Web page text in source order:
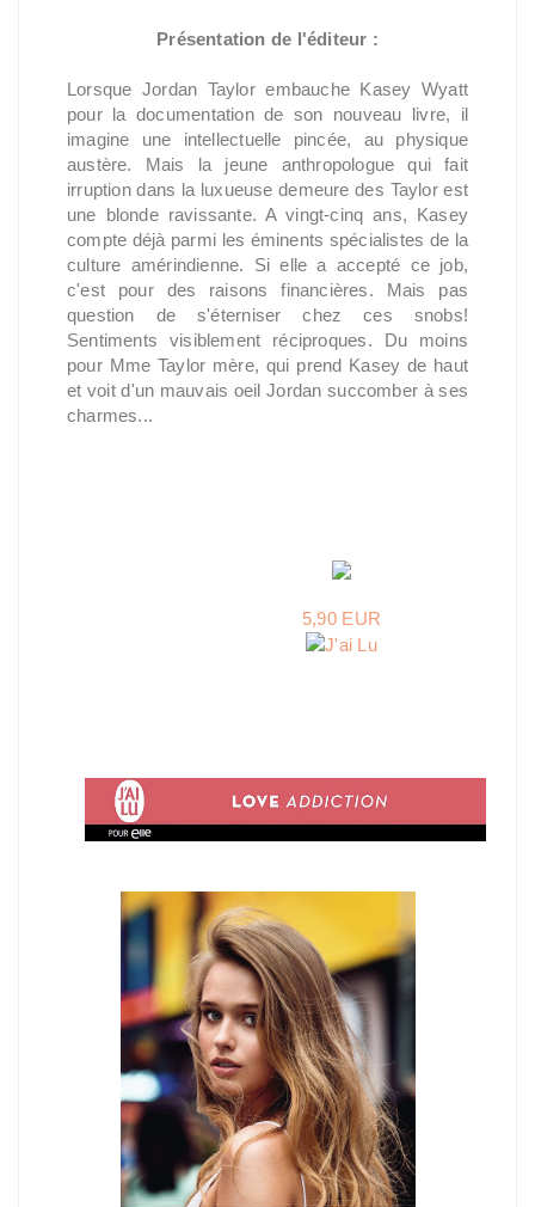
Présentation de l'éditeur :
Lorsque Jordan Taylor embauche Kasey Wyatt
pour la documentation de son nouveau livre, il
imagine une intellectuelle pincée, au physique
austère. Mais la jeune anthropologue qui fait
irruption dans la luxueuse demeure des Taylor est
une blonde ravissante. A vingt-cinq ans, Kasey
compte déjà parmi les éminents spécialistes de la
culture amérindienne. Si elle a accepté ce job,
c'est pour des raisons financières. Mais pas
question de s'éterniser chez ces snobs!
Sentiments visiblement réciproques. Du moins
pour Mme Taylor mère, qui prend Kasey de haut
et voit d'un mauvais oeil Jordan succomber à ses
charmes...
5,90 EUR